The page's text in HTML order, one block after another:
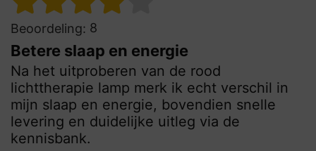
Beoordeling: 8
Betere slaap en energie
Na het uitproberen van de rood
lichttherapie lamp merk ik echt verschil in
mijn slaap en energie, bovendien snelle
levering en duidelijke uitleg via de
kennisbank.